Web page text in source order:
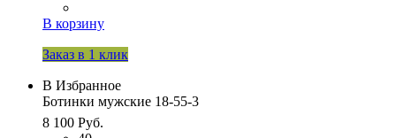
В корзину
Заказ в 1 клик
В Избранное
Ботинки мужские 18-55-3
8 100 Руб.